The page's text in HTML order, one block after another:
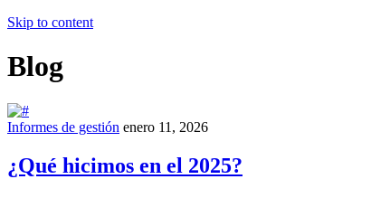
Skip to content
Blog
Informes de gestión enero 11, 2026
¿Qué hicimos en el 2025?